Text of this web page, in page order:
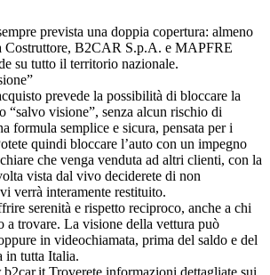
prevista una doppia copertura: almeno
Costruttore, B2CAR S.p.A. e MAPFRE
su tutto il territorio nazionale.
prevede la possibilità di bloccare la
“salvo visione”, senza alcun rischio di
formula semplice e sicura, pensata per i
quindi bloccare l’auto con un impegno
che venga venduta ad altri clienti, con la
vista dal vivo deciderete di non
verrà interamente restituito.
serenità e rispetto reciproco, anche a chi
a trovare. La visione della vettura può
in videochiamata, prima del saldo e del
in tutta Italia.
Troverete informazioni dettagliate sui